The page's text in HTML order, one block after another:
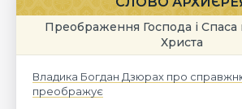
Преображення Господа і Спаса
Христа
Владика Богдан Дзюрах про
преображує